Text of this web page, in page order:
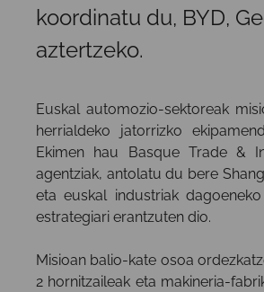
koordinatu du, BYD,
aztertzeko.
Euskal automozio-sektoreak
herrialdeko jatorrizko
Ekimen hau Basque Trade &
agentziak, antolatu du bere
eta euskal industriak
estrategiari erantzuten dio.
Misioan balio-kate osoa
2 hornitzaileak eta makineria-